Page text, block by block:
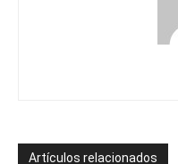
Artículos relacionados